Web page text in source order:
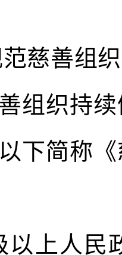
慈善组织
组织持
下简称
以上人民